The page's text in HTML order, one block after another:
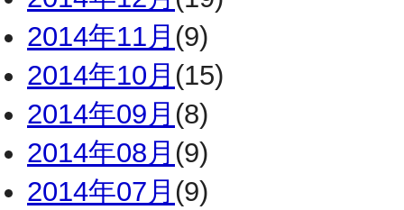
2014年11月 (9)
2014年10月 (15)
2014年09月 (8)
2014年08月 (9)
2014年07月 (9)